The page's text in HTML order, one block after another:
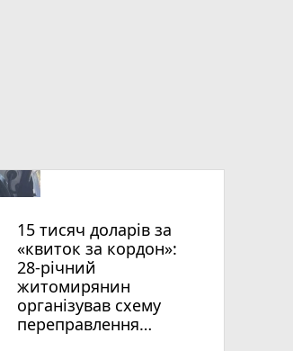
15 тисяч доларів за
«квиток за кордон»:
28-річний
житомирянин
організував схему
переправлення